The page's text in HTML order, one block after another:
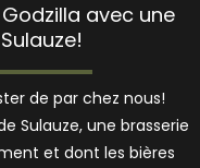
avec une
de par chez nous!
Sulauze, une brasserie
et dont les bières